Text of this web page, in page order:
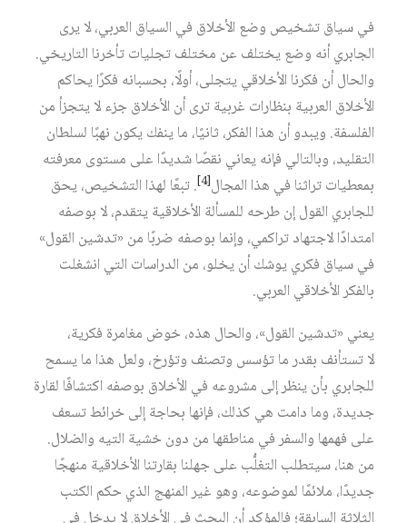
في سياق تشخيص وضع الأخلاق في السياق العربي، لا يرى
الجابري أنه وضع يختلف عن مختلف تجليات تأخرنا التاريخي.
والحال أن فكرنا الأخلاقي يتجلى، أولًا، بحسبانه فكرًا يحاكم
الأخلاق العربية بنظارات غربية ترى أن الأخلاق جزء لا يتجزأ من
الفلسفة. ويبدو أن هذا الفكر، ثانيًا، ما ينفك يكون نهبًا لسلطان
التقليد، وبالتالي فإنه يعاني نقصًا شديدًا على مستوى معرفته
بمعطيات تراثنا في هذا المجال‏[4] . تبعًا لهذا التشخيص، يحق
للجابري القول إن طرحه للمسألة الأخلاقية يتقدم، لا بوصفه
امتدادًا لاجتهاد تراكمي، وإنما بوصفه ضربًا من «تدشين القول»
في سياق فكري يوشك أن يخلو، من الدراسات التي انشغلت
بالفكر الأخلاقي العربي.
يعني «تدشين القول»، والحال هذه، خوض مغامرة فكرية،
لا تستأنف بقدر ما تؤسس وتصنف وتؤرخ، ولعل هذا ما يسمح
للجابري بأن ينظر إلى مشروعه في الأخلاق بوصفه اكتشافًا لقارة
جديدة، وما دامت هي كذلك، فإنها بحاجة إلى خرائط تسعف
على فهمها والسفر في مناطقها من دون خشية التيه والضلال.
من هنا، سيتطلب التغلُّب على جهلنا بقارتنا الأخلاقية منهجًا
جديدًا، ملائمًا لموضوعه، وهو غير المنهج الذي حكم الكتب